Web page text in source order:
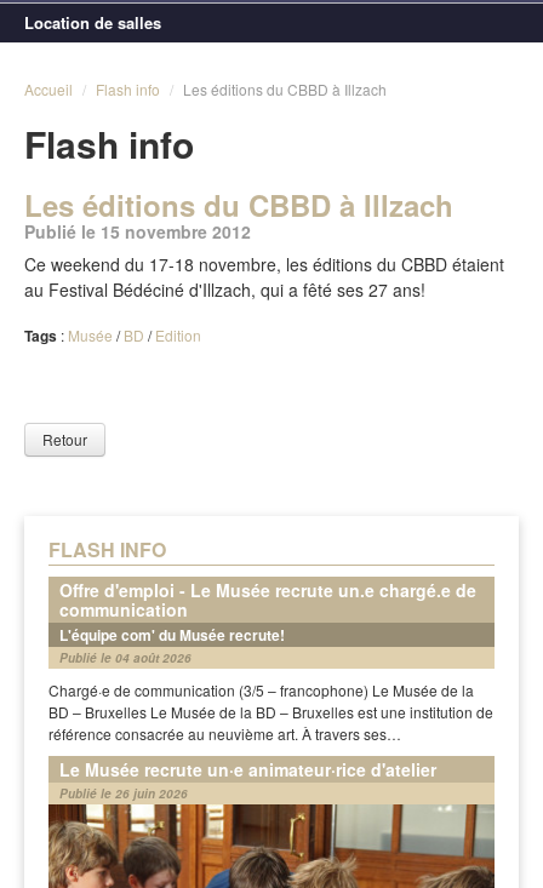
Location de salles
FLASH INFO
Offre d'emploi - Le Musée recrute un.e chargé.e de
communication
L'équipe com' du Musée recrute!
Publié le 04 août 2026
Chargé·e de communication (3/5 – francophone) Le Musée de la
BD – Bruxelles Le Musée de la BD – Bruxelles est une institution de
référence consacrée au neuvième art. À travers ses…
Le Musée recrute un·e animateur·rice d'atelier
Publié le 26 juin 2026
Accueil / Flash info / Les éditions du CBBD à Illzach
Flash info
Les éditions du CBBD à Illzach
Publié le 15 novembre 2012
Ce weekend du 17-18 novembre, les éditions du CBBD étaient
au Festival Bédéciné d'Illzach, qui a fêté ses 27 ans!
Tags : Musée /BD /Edition
Retour